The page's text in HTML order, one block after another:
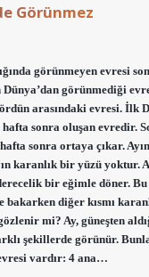
Görünmez
görünmeyen evresi
Dünya’dan görünmediği
arasındaki evresi. İlk
sonra oluşan evredir.
sonra ortaya çıkar. Ayın
karanlık bir yüzü yoktur.
bir eğimle döner. Bu
bakarken diğer kısmı
mi? Ay, güneşten
şekillerde görünür.
vardır: 4 ana…